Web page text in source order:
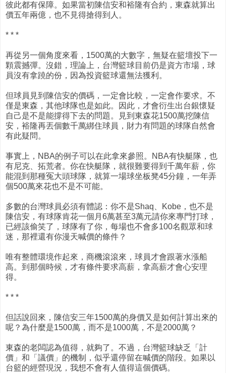
彼此都有保障。如果當初陳信安和裕隆有合約，東森就算出
價五年兩億，也不見得搶得到人。
* * *
再從另一個角度來看，1500萬的大數字，無疑在籃壇投下一
顆震撼彈。沒錯，理論上，台灣籃球目前仍是資方市場，球
員沒有拿蹺的份，因為投資籃球還無法獲利。
但球員見到陳信安的價碼，一定會比較，一定會作要求。不
僅是東森，其他球隊也是如此。因此，才會衍生出台銀懷疑
自己是不是能撐得下去的問題。見到東森花1500萬挖陳信
安，裕隆再丟個數千萬綁住球員，財力有問題的球隊自然會
有此疑問。
事實上，NBA的例子可以在此拿來參照。NBA有快艇隊，也
有尼克、拓荒者。你在快艇隊，就很難要得到千萬年薪，你
能混到那種冤大頭球隊，就算一場球坐板凳45分鐘，一年弄
個500萬來花也不是不可能。
多數的台灣球員必須有體認：你不是Shaq、Kobe，也不是
陳信安，有球隊肯花一個月6萬甚至3萬元請你來專門打球，
已經該偷笑了，球隊有了你，每場也不會多100名觀眾和球
迷，那裡還有你漫天喊價的條件？
唯有整體環境作起來，商機滾滾來，球員才會跟著水漲船
高。到那個時候，才有條件要求高薪，拿高薪才會心安理
得。
* * *
但話說回來，陳信安三年1500萬的身價又是如何計算出來的
呢？為什麼是1500萬，而不是1000萬，不是2000萬？
東森的老闆認為值得，就夠了。不過，台灣籃球缺乏「計
價」和「議價」的機制，似乎還停留在喊價的階段。如果以
台籃的經營現況，我想不會有人值得這個價碼。